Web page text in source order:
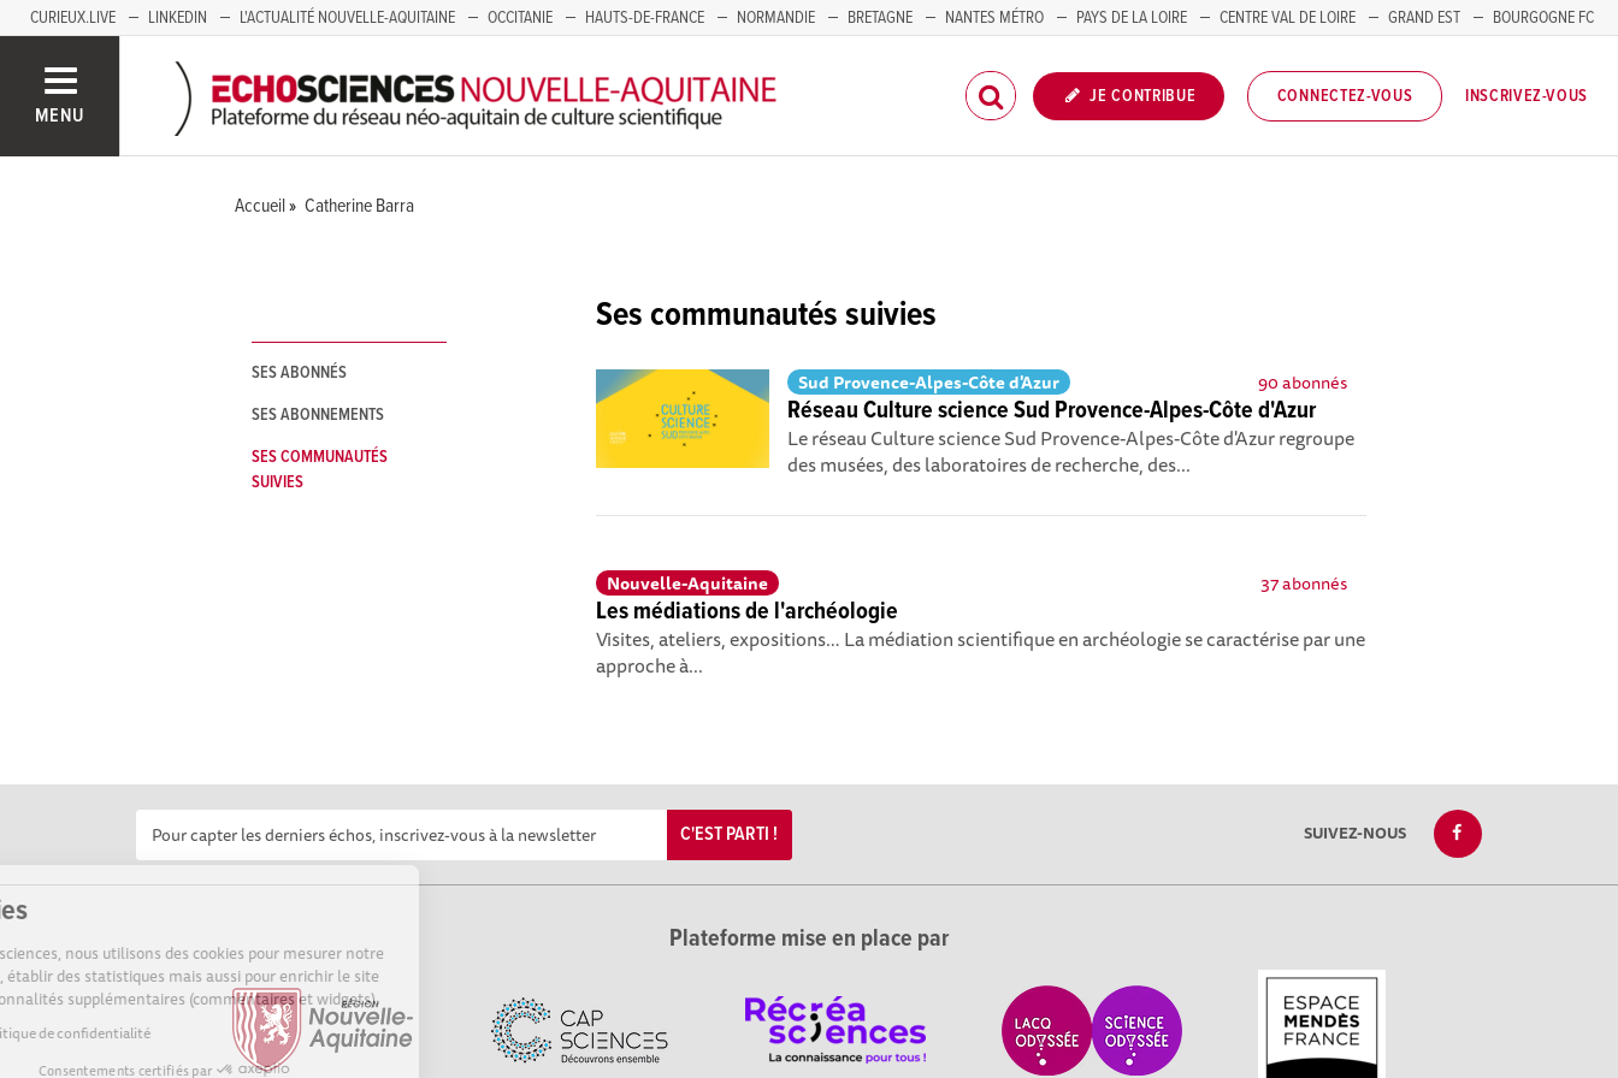
Sur Echosciences, nous utilisons des cookies pour mesurer notre
audience, établir des statistiques mais aussi pour enrichir le site
de fonctionnalités supplémentaires (commentaires et widgets).
Lire la politique de confidentialité
Consentements certifiés par
CURIEUX.LIVE LINKEDIN L'ACTUALITÉ NOUVELLE-AQUITAINE OCCITANIE HAUTS-DE-FRANCE NORMANDIE BRETAGNE NANTES MÉTRO PAYS DE LA LOIRE CENTRE VAL DE LOIRE GRAND EST
BOURGOGNE FC
MENU
JE CONTRIBUE CONNECTEZ-VOUS INSCRIVEZ-VOUS
Accueil Catherine Barra
SES ABONNÉS
SES ABONNEMENTS
SES COMMUNAUTÉS
SUIVIES
Ses communautés suivies
Sud Provence-Alpes-Côte d'Azur 90 abonnés
Réseau Culture science Sud Provence-Alpes-Côte d'Azur
Le réseau Culture science Sud Provence-Alpes-Côte d'Azur regroupe
des musées, des laboratoires de recherche, des...
Nouvelle-Aquitaine 37 abonnés
Les médiations de l'archéologie
Visites, ateliers, expositions… La médiation scientifique en archéologie se caractérise par une
approche à...
C'EST PARTI ! SUIVEZ-NOUS
Plateforme mise en place par